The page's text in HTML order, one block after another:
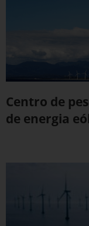
Centro de
de energia